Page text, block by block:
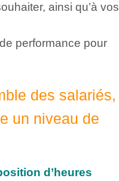
ainsi qu’à vos
performance pour
des salariés,
un niveau de
d’heures